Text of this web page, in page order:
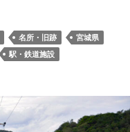
名所・旧跡
宮城県
駅・鉄道施設